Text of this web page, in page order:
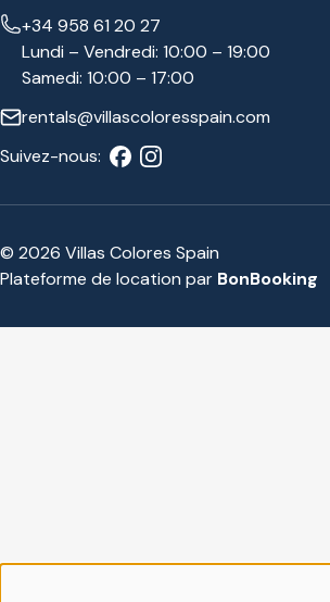
+34 958 61 20 27
Lundi – Vendredi: 10:00 – 19:00
Samedi: 10:00 – 17:00
rentals@villascoloresspain.com
Suivez-nous:
© 2026 Villas Colores Spain
Plateforme de location par BonBooking